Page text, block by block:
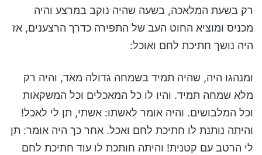
רק בשעת המלאכה, בשעה שהיה נוקב במרצע והיה
מכניס ומוציא החוט העב של התפירה כדרך הרצענים, אז
היה נושך חתיכת לחם ואוכל:
ומנהגו היה, שהיה תמיד בשמחה גדולה מאד, והיה רק
מלא שמחה תמיד. והיו לו כל המאכלים וכל המשקאות
וכל המלבושים. והיה אומר לאשתו: אשתי, תן לי לאכל!
והיתה נותנת לו חתיכת לחם ואכל. אחר כך היה אומר: תן
לי הרטב עם קטנית! והיתה חותכת לו עוד חתיכת לחם